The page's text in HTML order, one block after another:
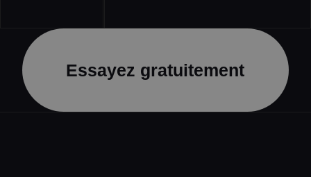
Essayez gratuitement